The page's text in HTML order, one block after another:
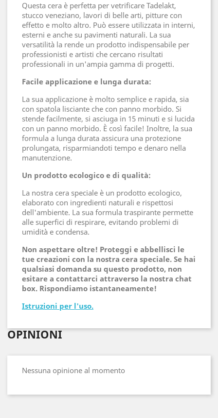
Questa cera è perfetta per vetrificare Tadelakt,
stucco veneziano, lavori di belle arti, pitture con
effetto e molto altro. Può essere utilizzata in interni,
esterni e anche su pavimenti naturali. La sua
versatilità la rende un prodotto indispensabile per
professionisti e artisti che cercano risultati
professionali in un'ampia gamma di progetti.
Facile applicazione e lunga durata:
La sua applicazione è molto semplice e rapida, sia
con spatola lisciante che con panno morbido. Si
stende facilmente, si asciuga in 15 minuti e si lucida
con un panno morbido. È così facile! Inoltre, la sua
formula a lunga durata assicura una protezione
prolungata, risparmiandoti tempo e denaro nella
manutenzione.
Un prodotto ecologico e di qualità:
La nostra cera speciale è un prodotto ecologico,
elaborato con ingredienti naturali e rispettosi
dell'ambiente. La sua formula traspirante permette
alle superfici di respirare, evitando problemi di
umidità e condensa.
Non aspettare oltre! Proteggi e abbellisci le
tue creazioni con la nostra cera speciale. Se hai
qualsiasi domanda su questo prodotto, non
esitare a contattarci attraverso la nostra chat
box. Rispondiamo istantaneamente!
Istruzioni per l'uso.
OPINIONI
Nessuna opinione al momento